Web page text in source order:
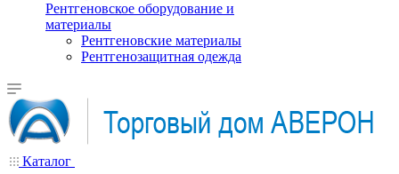
Рентгеновское оборудование и
материалы
Рентгеновские материалы
Рентгенозащитная одежда
Каталог